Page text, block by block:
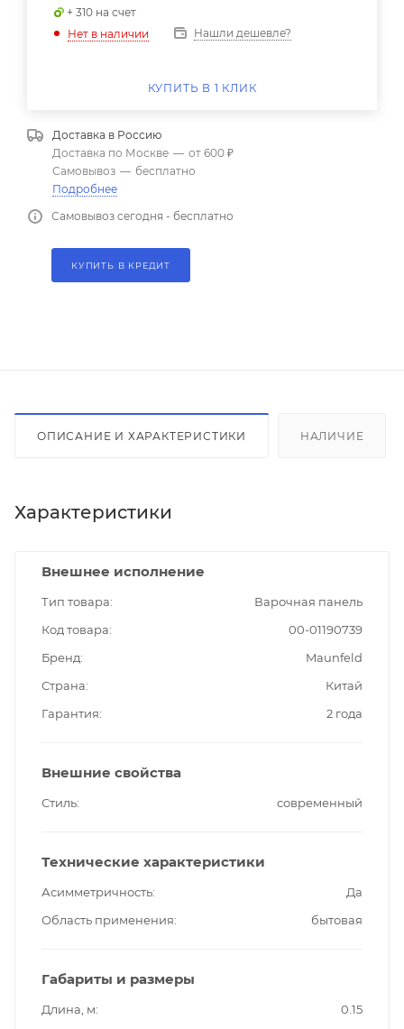
+ 310 на счет
Нет в наличии
Нашли дешевле?
КУПИТЬ В 1 КЛИК
Доставка в Россию
Доставка по Москве — от 600 ₽
Самовывоз — бесплатно
Подробнее
Самовывоз сегодня - бесплатно
КУПИТЬ В КРЕДИТ
ОПИСАНИЕ И ХАРАКТЕРИСТИКИ НАЛИЧИЕ
Характеристики
Внешнее исполнение
Тип товара
Варочная панель
Код товара
00-01190739
Бренд
Maunfeld
Страна
Китай
Гарантия
2 года
Внешние свойства
Стиль современный
Технические характеристики
Асимметричность
Да
Область применения
бытовая
Габариты и размеры
Длина, м 0.15